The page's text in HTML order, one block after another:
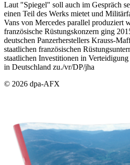
Laut "Spiegel" soll auch im Gespräch
einen Teil des Werks mietet und
Vans von Mercedes parallel produziert
französische Rüstungskonzern ging
deutschen Panzerherstellers Krauss-
staatlichen französischen
staatlichen Investitionen in
in Deutschland zu./vr/DP/jha
© 2026 dpa-AFX